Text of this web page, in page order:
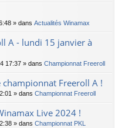
» dans Actualités Winamax
A - lundi 15 janvier à
17:37 » dans Championnat Freeroll
championnat Freeroll A !
» dans Championnat Freeroll
Live 2024 !
» dans Championnat PKL